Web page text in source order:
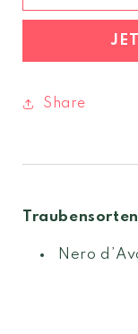
Sicilia
Share
Nero